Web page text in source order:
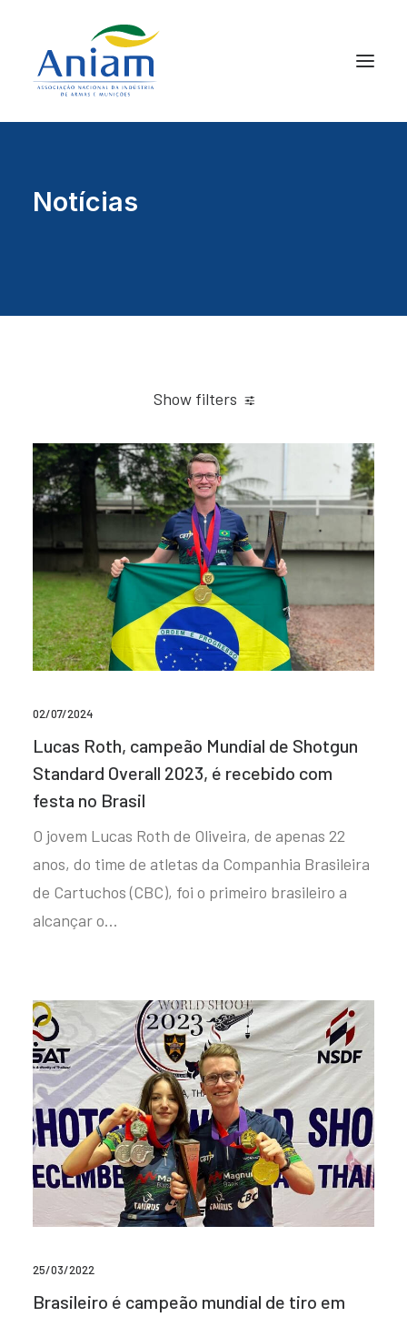
Notícias
Show filters
02/07/2024
Lucas Roth, campeão Mundial de Shotgun
Standard Overall 2023, é recebido com
festa no Brasil
O jovem Lucas Roth de Oliveira, de apenas 22
anos, do time de atletas da Companhia Brasileira
de Cartuchos (CBC), foi o primeiro brasileiro a
alcançar o…
25/03/2022
Brasileiro é campeão mundial de tiro em